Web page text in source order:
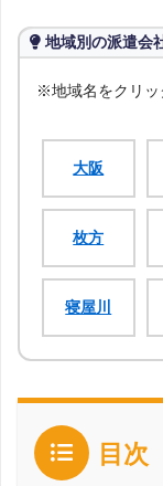
地域別の派遣会
※地域名をクリッ
大阪
枚方
寝屋川
目次